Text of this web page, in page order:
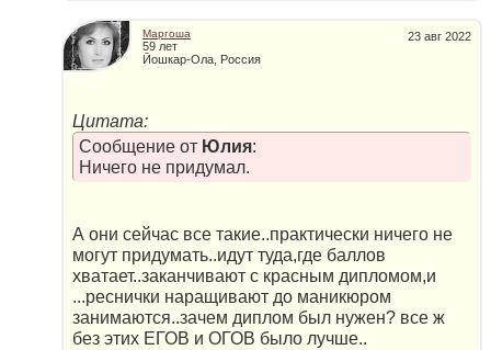
23 авг 2022
Маргоша
59 лет
Йошкар-Ола, Россия
Цитата:
Сообщение от Юлия:
Ничего не придумал.
А они сейчас все такие..практически ничего не
могут придумать..идут туда,где баллов
хватает..заканчивают с красным дипломом,и
...реснички наращивают до маникюром
занимаются..зачем диплом был нужен? все ж
без этих ЕГОВ и ОГОВ было лучше..